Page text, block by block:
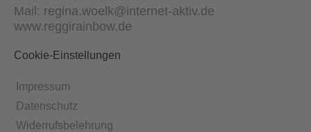
Mail: regina.woelk@internet-aktiv.de
www.reggirainbow.de
Cookie-Einstellungen
Impressum
Datenschutz
Widerrufsbelehrung